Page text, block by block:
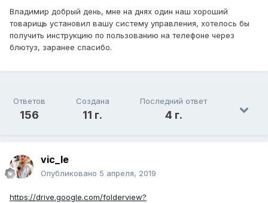
Владимир добрый день, мне на днях один наш хороший
товарищь установил вашу систему управления, хотелось бы
получить инструкцию по пользованию на телефоне через
блютуз, заранее спасибо.
Ответов
156
Создана
11 г.
Последний ответ
4 г.
vic_le
Опубликовано 5 апреля, 2019
https://drive.google.com/folderview?